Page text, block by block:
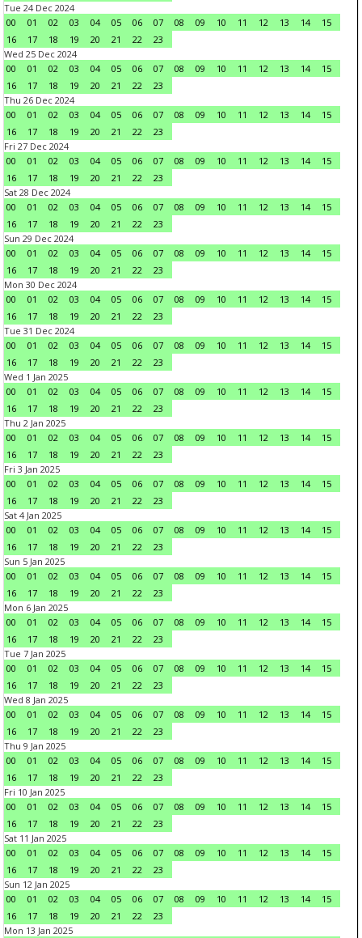
Tue 24 Dec 2024
00
01 02 03 04 05 06 07 08 09 10 11 12 13 14
15
16
17 18 19 20 21 22
23
Wed 25 Dec 2024
00
01 02 03 04 05 06 07 08 09 10 11 12 13 14
15
16
17 18 19 20 21 22
23
Thu 26 Dec 2024
00
01 02 03 04 05 06 07 08 09 10 11 12 13 14
15
16
17 18 19 20 21 22
23
Fri 27 Dec 2024
00
01 02 03 04 05 06 07 08 09 10 11 12 13 14
15
16
17 18 19 20 21 22
23
Sat 28 Dec 2024
00
01 02 03 04 05 06 07 08 09 10 11 12 13 14
15
16
17 18 19 20 21 22
23
Sun 29 Dec 2024
00
01 02 03 04 05 06 07 08 09 10 11 12 13 14
15
16
17 18 19 20 21 22
23
Mon 30 Dec 2024
00
01 02 03 04 05 06 07 08 09 10 11 12 13 14
15
16
17 18 19 20 21 22
23
Tue 31 Dec 2024
00
01 02 03 04 05 06 07 08 09 10 11 12 13 14
15
16
17 18 19 20 21 22
23
Wed 1 Jan 2025
00
01 02 03 04 05 06 07 08 09 10 11 12 13 14
15
16
17 18 19 20 21 22
23
Thu 2 Jan 2025
00
01 02 03 04 05 06 07 08 09 10 11 12 13 14
15
16
17 18 19 20 21 22
23
Fri 3 Jan 2025
00
01 02 03 04 05 06 07 08 09 10 11 12 13 14
15
16
17 18 19 20 21 22
23
Sat 4 Jan 2025
00
01 02 03 04 05 06 07 08 09 10 11 12 13 14
15
16
17 18 19 20 21 22
23
Sun 5 Jan 2025
00
01 02 03 04 05 06 07 08 09 10 11 12 13 14
15
16
17 18 19 20 21 22
23
Mon 6 Jan 2025
00
01 02 03 04 05 06 07 08 09 10 11 12 13 14
15
16
17 18 19 20 21 22
23
Tue 7 Jan 2025
00
01 02 03 04 05 06 07 08 09 10 11 12 13 14
15
16
17 18 19 20 21 22
23
Wed 8 Jan 2025
00
01 02 03 04 05 06 07 08 09 10 11 12 13 14
15
16
17 18 19 20 21 22
23
Thu 9 Jan 2025
00
01 02 03 04 05 06 07 08 09 10 11 12 13 14
15
16
17 18 19 20 21 22
23
Fri 10 Jan 2025
00
01 02 03 04 05 06 07 08 09 10 11 12 13 14
15
16
17 18 19 20 21 22
23
Sat 11 Jan 2025
00
01 02 03 04 05 06 07 08 09 10 11 12 13 14
15
16
17 18 19 20 21 22
23
Sun 12 Jan 2025
00
01 02 03 04 05 06 07 08 09 10 11 12 13 14
15
16
17 18 19 20 21 22
23
Mon 13 Jan 2025